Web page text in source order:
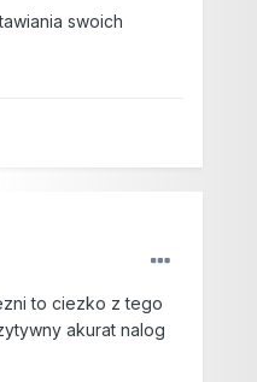
swoich
to ciezko z tego
akurat nalog